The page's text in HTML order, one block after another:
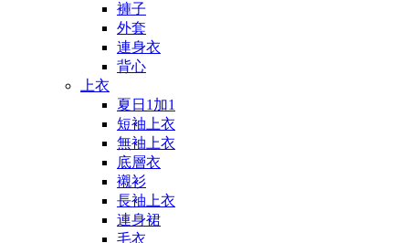
褲子
外套
連身衣
背心
上衣
夏日1加1
短袖上衣
無袖上衣
底層衣
襯衫
長袖上衣
連身裙
毛衣